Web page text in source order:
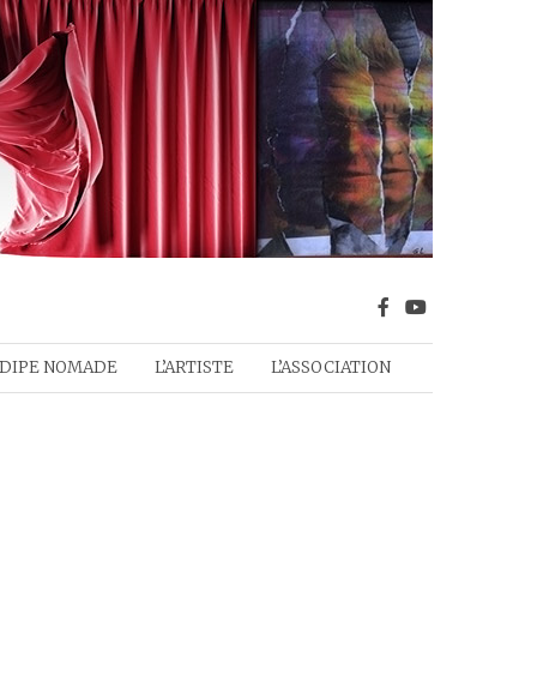
NOMADE L’ARTISTE L’ASSOCIATION